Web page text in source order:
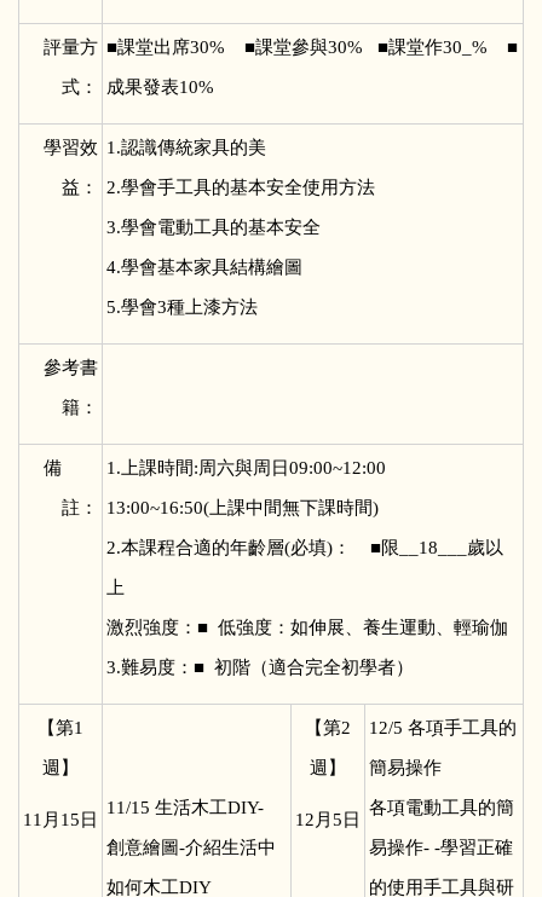
評量方
式：
■課堂出席30% ■課堂參與30% ■課堂作30_% ■
成果發表10%
學習效
益：
1.認識傳統家具的美
2.學會手工具的基本安全使用方法
3.學會電動工具的基本安全
4.學會基本家具結構繪圖
5.學會3種上漆方法
參考書
籍：
備
註：
1. 上課時間:周六與周日09:00~12:00
13:00~16:50(上課中間無下課時間)
2.本課程合適的年齡層(必填)： ■限__18___歲以
上
激烈強度：■ 低強度：如伸展、養生運動、輕瑜伽
3.難易度：■ 初階（適合完全初學者）
【第1
週】
11 月15日
11/15 生活木工DIY-
創意繪圖-介紹生活中
如何木工DIY
【第2
週】
12 月5日
12/5 各項手工具的
簡易操作
各項電動工具的簡
易操作- -學習正確
的使用手工具與研